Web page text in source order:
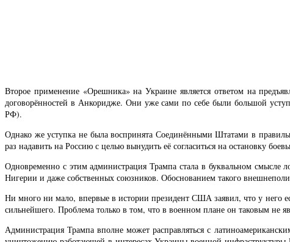
Второе применение «Орешника» на Украине является ответом на
договорённостей в Анкоридже. Они уже сами по себе были большой
РФ).
Однако же уступка не была воспринята Соединёнными Штатами в
раз надавить на Россию с целью вынудить её согласиться на остановку
Одновременно с этим администрация Трампа стала в буквальном смысле
Нигерии и даже собственных союзников. Обоснованием такого
Ни много ни мало, впервые в истории президент США заявил, что у него
сильнейшего. Проблема только в том, что в военном плане он таковым не
Администрация Трампа вполне может расправляться с